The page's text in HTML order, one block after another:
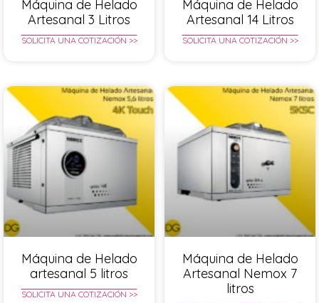
Máquina de Helado
Artesanal 3 Litros
SOLICITA UNA COTIZACIÓN >>
Máquina de Helado
Artesanal 14 Litros
SOLICITA UNA COTIZACIÓN >>
Máquina de Helado
artesanal 5 litros
SOLICITA UNA COTIZACIÓN >>
Máquina de Helado
Artesanal Nemox 7
litros